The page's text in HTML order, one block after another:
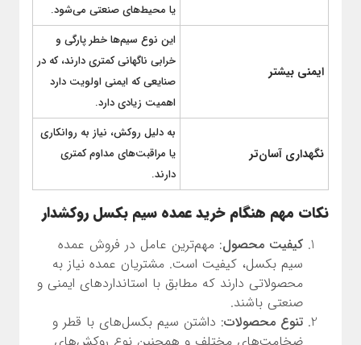
یا محیط‌های صنعتی می‌شود.
ایمنی بیشتر
این نوع سیم‌ها خطر پارگی و
خرابی ناگهانی کمتری دارند، که در
صنایعی که ایمنی اولویت دارد
اهمیت زیادی دارد.
نگهداری آسان‌تر
به دلیل روکش، نیاز به روانکاری
یا مراقبت‌های مداوم کمتری
دارند.
نکات مهم هنگام خرید عمده سیم بکسل روکشدار
کیفیت محصول: مهم‌ترین عامل در فروش عمده
سیم بکسل، کیفیت است. مشتریان عمده نیاز به
محصولاتی دارند که مطابق با استانداردهای ایمنی و
صنعتی باشند.
تنوع محصولات: داشتن سیم بکسل‌های با قطر و